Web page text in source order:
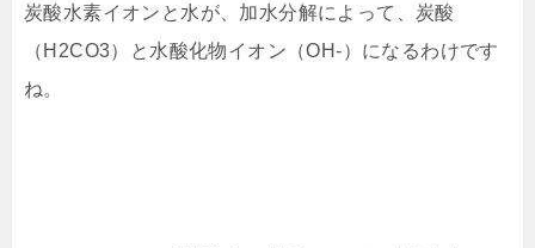
炭酸水素イオンと水が、加水分解によって、 炭酸
（H2CO3）と水酸化物イオン（OH-）になるわけです
ね。